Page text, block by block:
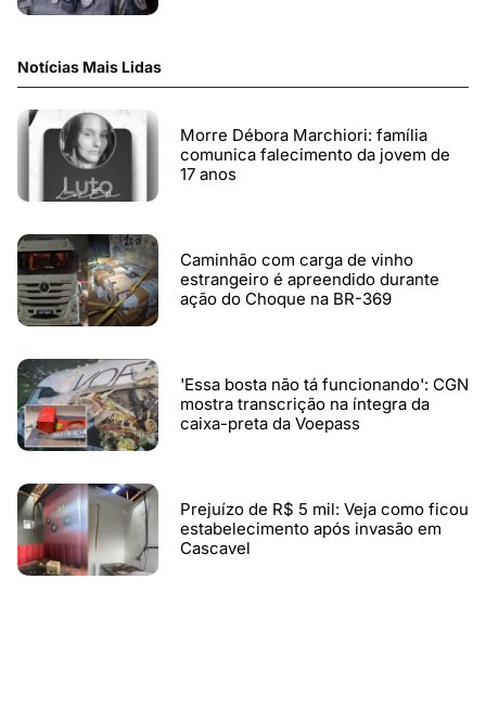
Notícias Mais Lidas
Morre Débora Marchiori: família
comunica falecimento da jovem de
17 anos
Caminhão com carga de vinho
estrangeiro é apreendido durante
ação do Choque na BR-369
'Essa bosta não tá funcionando': CGN
mostra transcrição na íntegra da
caixa-preta da Voepass
Prejuízo de R$ 5 mil: Veja como ficou
estabelecimento após invasão em
Cascavel